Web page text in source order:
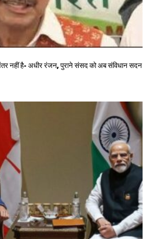
अंतर नहीं है- अधीर रंजन, पुराने संसद को अब संविधान सदन